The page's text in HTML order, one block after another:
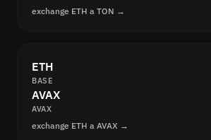
exchange ETH a TON →
ETH
BASE
AVAX
AVAX
exchange ETH a AVAX →